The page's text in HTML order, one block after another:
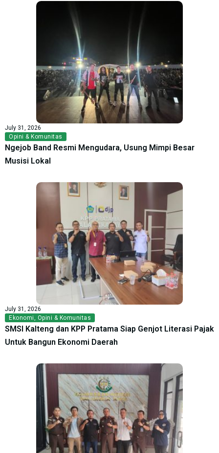
July 31, 2026
Opini & Komunitas
Ngejob Band Resmi Mengudara, Usung Mimpi Besar
Musisi Lokal
July 31, 2026
Ekonomi
Opini & Komunitas
SMSI Kalteng dan KPP Pratama Siap Genjot Literasi Pajak
Untuk Bangun Ekonomi Daerah